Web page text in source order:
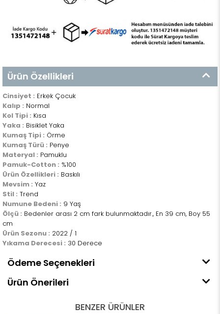
Ürün Özellikleri
Cinsiyet : Erkek Çocuk
Kalıp : Normal
Kol Tipi : Kısa
Yaka : Bisiklet Yaka
Kumaş Tipi : Örme
Kumaş Türü : Penye
Materyal : Pamuklu
Pamuk-Cotton : %100
Ürün Özellikleri : Baskılı
Mevsim : Yaz
Stil : Trend
Numune Bedeni : 9 Yaş
Ölçü : Bedenler arası 2 cm fark bulunmaktadır., En 39 cm, Boy 55
cm
Ürün Sezonu : 2022 / 1
Yıkama Derecesi : 30 Derece
Ödeme Seçenekleri
Ürün Önerileri
BENZER ÜRÜNLER